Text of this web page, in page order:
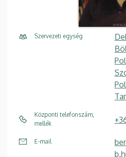
Szervezeti egység
Központi telefonszám,
mellék
E-mail